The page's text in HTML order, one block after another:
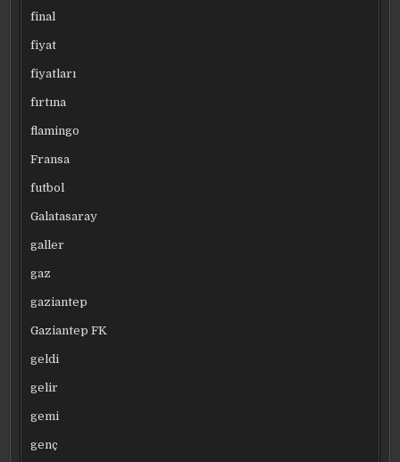
final
fiyat
fiyatları
fırtına
flamingo
Fransa
futbol
Galatasaray
galler
gaz
gaziantep
Gaziantep FK
geldi
gelir
gemi
genç